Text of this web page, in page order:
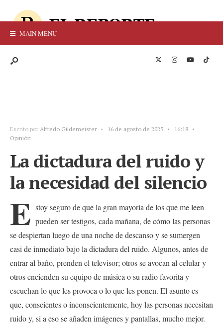
MAIN MENU
Escrito por Alfredo Gildemeister • 16 de agosto de 2025 • 16:18 •
Opinión
La dictadura del ruido y
la necesidad del silencio
E stoy seguro de que la gran mayoría de los que me leen
pueden ser testigos, cada mañana, de cómo las personas
se despiertan luego de una noche de descanso y se sumergen
casi de inmediato bajo la dictadura del ruido. Algunos, antes de
entrar al baño, prenden el televisor; otros se avocan al celular y
otros encienden su equipo de música o su radio favorita y
escuchan lo que les provoca o lo que les ponen. El asunto es
que, conscientes o inconscientemente, hoy las personas necesitan
ruido y, si a eso se añaden imágenes y pantallas, mucho mejor.